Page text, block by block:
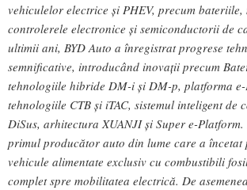
vehiculelor electrice și PHEV, precum bateriile,
controlerele electronice și semiconductorii de
ultimii ani, BYD Auto a înregistrat progrese
semnificative, introducând inovații precum
tehnologiile hibride DM-i și DM-p, platforma
tehnologiile CTB și iTAC, sistemul inteligent de
DiSus, arhitectura XUANJI și Super e-Platform.
primul producător auto din lume care a încetat
vehicule alimentate exclusiv cu combustibili
complet spre mobilitatea electrică. De